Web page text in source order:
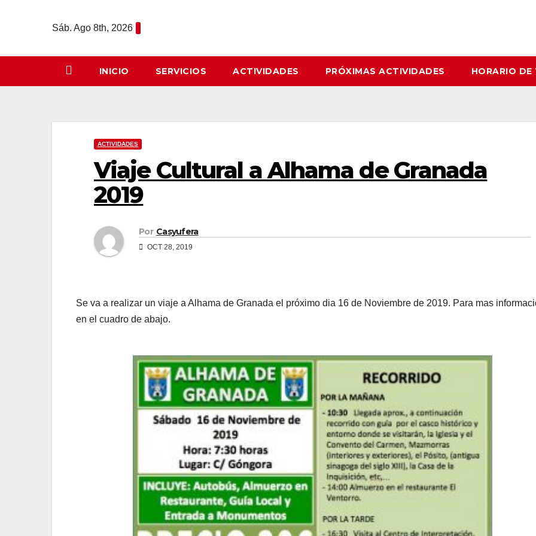
Sáb. Ago 8th, 2026
INICIO SERVICIOS ACTIVIDADES PRÓXIMAS ACTIVIDADES HORARIO DE
ACTIVIDADES
Viaje Cultural a Alhama de Granada
2019
Por Casyufera
OCT 28, 2019
Se va a realizar un viaje a Alhama de Granada el próximo dia 16 de Noviembre de 2019. Para mas
en el cuadro de abajo.